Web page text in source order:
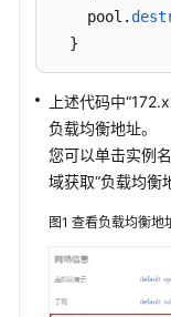
过
Jedis
连
接
Redis
    pool.
  }
public
testPool
  }
}
上述代码中
负载均衡地址。
您可以单击实例
域获取“负载均衡
图1 查看负载均衡地